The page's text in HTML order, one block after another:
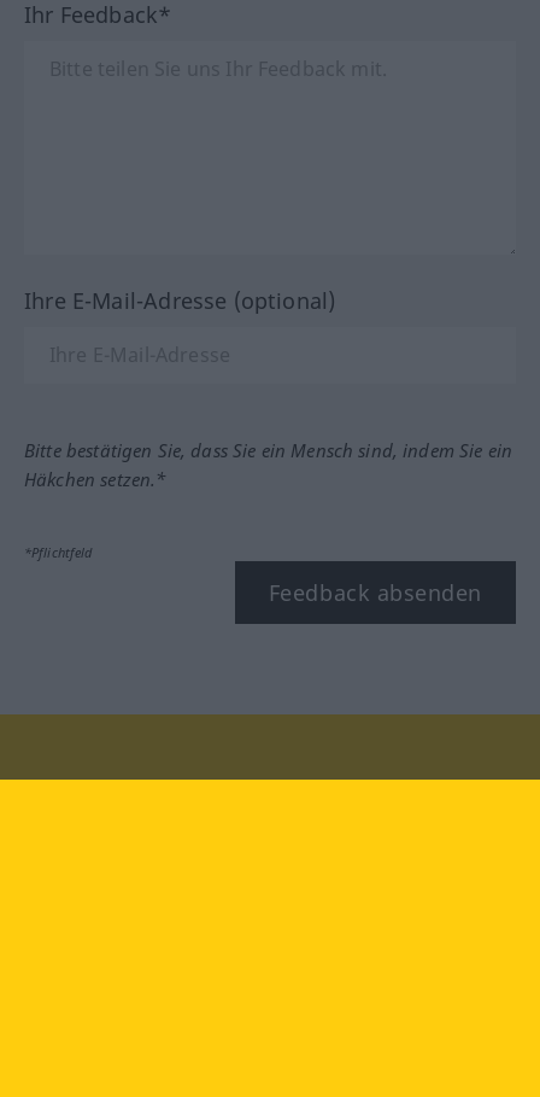
Ihr Feedback*
Ihre E-Mail-Adresse (optional)
Bitte bestätigen Sie, dass Sie ein Mensch sind, indem Sie ein
Häkchen setzen.*
*Pflichtfeld
Feedback absenden
Besuchen Sie uns auf: